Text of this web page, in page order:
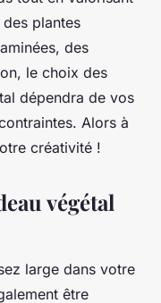
plantes
des
le choix des
dépendra de vos
Alors à
créativité !
végétal
large dans votre
être